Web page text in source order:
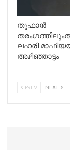
തൂഫാൻ
ലഹരി
അഴിഞ്ഞാട്ടം
PREV NEXT